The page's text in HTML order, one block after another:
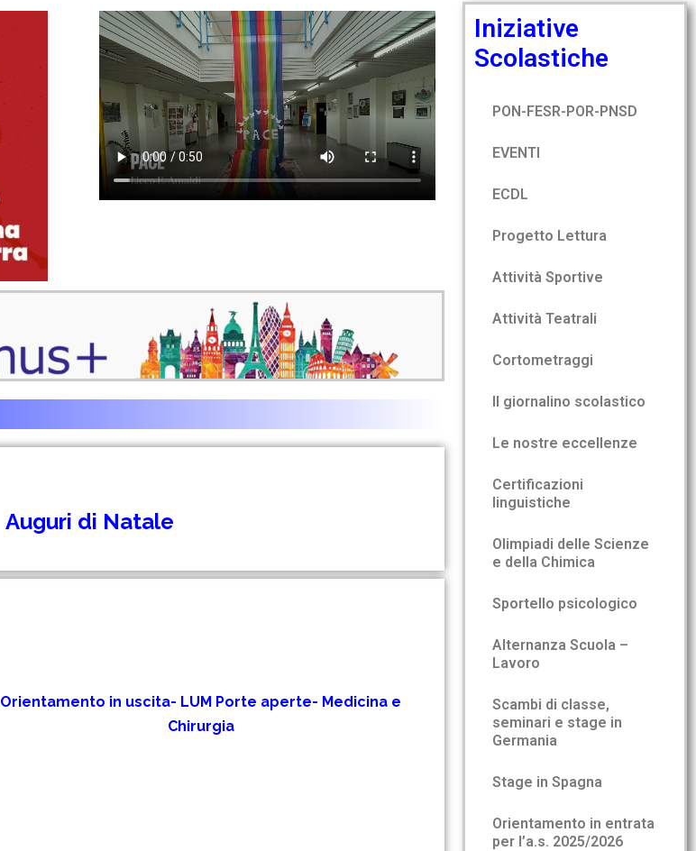
Auguri di Natale
Orientamento in uscita- LUM Porte aperte- Medicina e
Chirurgia
Iniziative
Scolastiche
PON-FESR-POR-PNSD
EVENTI
ECDL
Progetto Lettura
Attività Sportive
Attività Teatrali
Cortometraggi
Il giornalino scolastico
Le nostre eccellenze
Certificazioni
linguistiche
Olimpiadi delle Scienze
e della Chimica
Sportello psicologico
Alternanza Scuola –
Lavoro
Scambi di classe,
seminari e stage in
Germania
Stage in Spagna
Orientamento in entrata
per l’a.s. 2025/2026